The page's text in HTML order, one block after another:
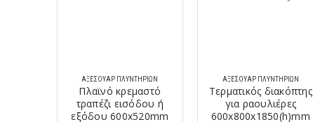
ΑΞΕΣΟΥΆΡ ΠΛΥΝΤΗΡΊΩΝ
Πλαϊνό κρεμαστό
τραπέζι εισόδου ή
εξόδου 600x520mm
ΑΞΕΣΟΥΆΡ ΠΛΥΝΤΗΡΊΩΝ
Τερματικός διακόπτης
για ραουλιέρες
600x800x1850(h)mm